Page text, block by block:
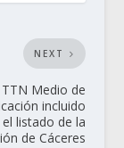
NEXT
TTN Medio de
incluido
el listado de la
de Cáceres